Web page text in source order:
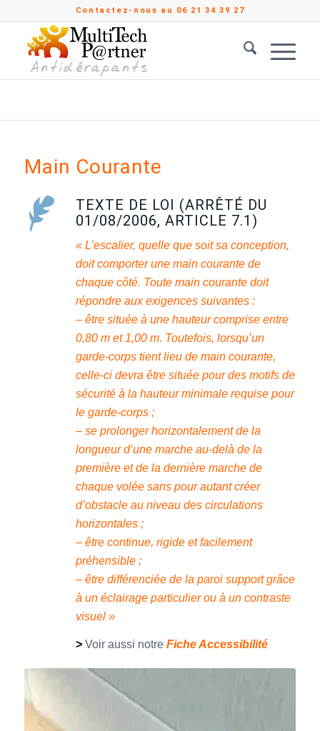
Contactez-nous au 06 21 34 39 27
Main Courante
TEXTE DE LOI (ARRÊTÉ DU
01/08/2006, ARTICLE 7.1)
« L’escalier, quelle que soit sa conception,
doit comporter une main courante de
chaque côté. Toute main courante doit
répondre aux exigences suivantes :
– être située à une hauteur comprise entre
0,80 m et 1,00 m. Toutefois, lorsqu’un
garde-corps tient lieu de main courante,
celle-ci devra être située pour des motifs de
sécurité à la hauteur minimale requise pour
le garde-corps ;
– se prolonger horizontalement de la
longueur d’une marche au-delà de la
première et de la dernière marche de
chaque volée sans pour autant créer
d’obstacle au niveau des circulations
horizontales ;
– être continue, rigide et facilement
préhensible ;
– être différenciée de la paroi support grâce
à un éclairage particulier ou à un contraste
visuel »
>Voir aussi notre Fiche Accessibilité